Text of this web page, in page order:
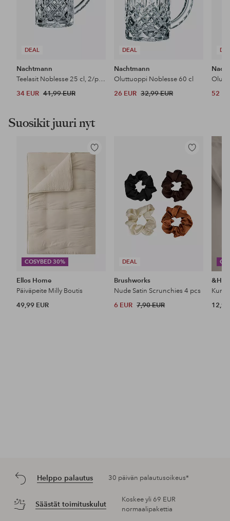
DEAL
Nachtmann
Teelasit Noblesse 25 cl, 2/pakk.
34 EUR 41,99 EUR
DEAL
Nachtmann
Oluttuoppi Noblesse 60 cl
26 EUR 32,99 EUR
52
Suosikit juuri nyt
COSYBED 30%
Lisää
Ellos Home
Päiväpeite Milly Boutis
49,99 EUR
DEAL
Lisää
Brushworks
Nude Satin Scrunchies 4 pcs
6 EUR 7,90 EUR 12,99
Helppo palautus 30 päivän palautusoikeus*
Säästät toimituskulut
Koskee yli 69 EUR
normaalipakettia